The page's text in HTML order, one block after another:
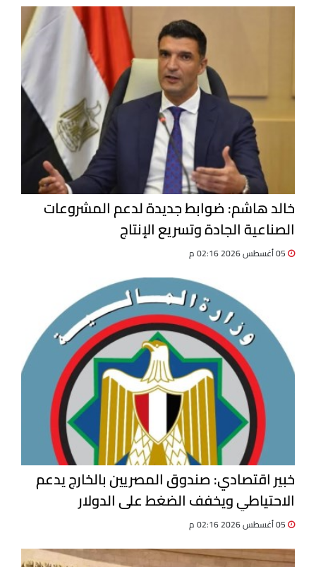
خالد هاشم: ضوابط جديدة لدعم المشروعات
الصناعية الجادة وتسريع الإنتاج
خبير اقتصادي: صندوق المصريين بالخارج يدعم
الاحتياطي ويخفف الضغط على الدولار